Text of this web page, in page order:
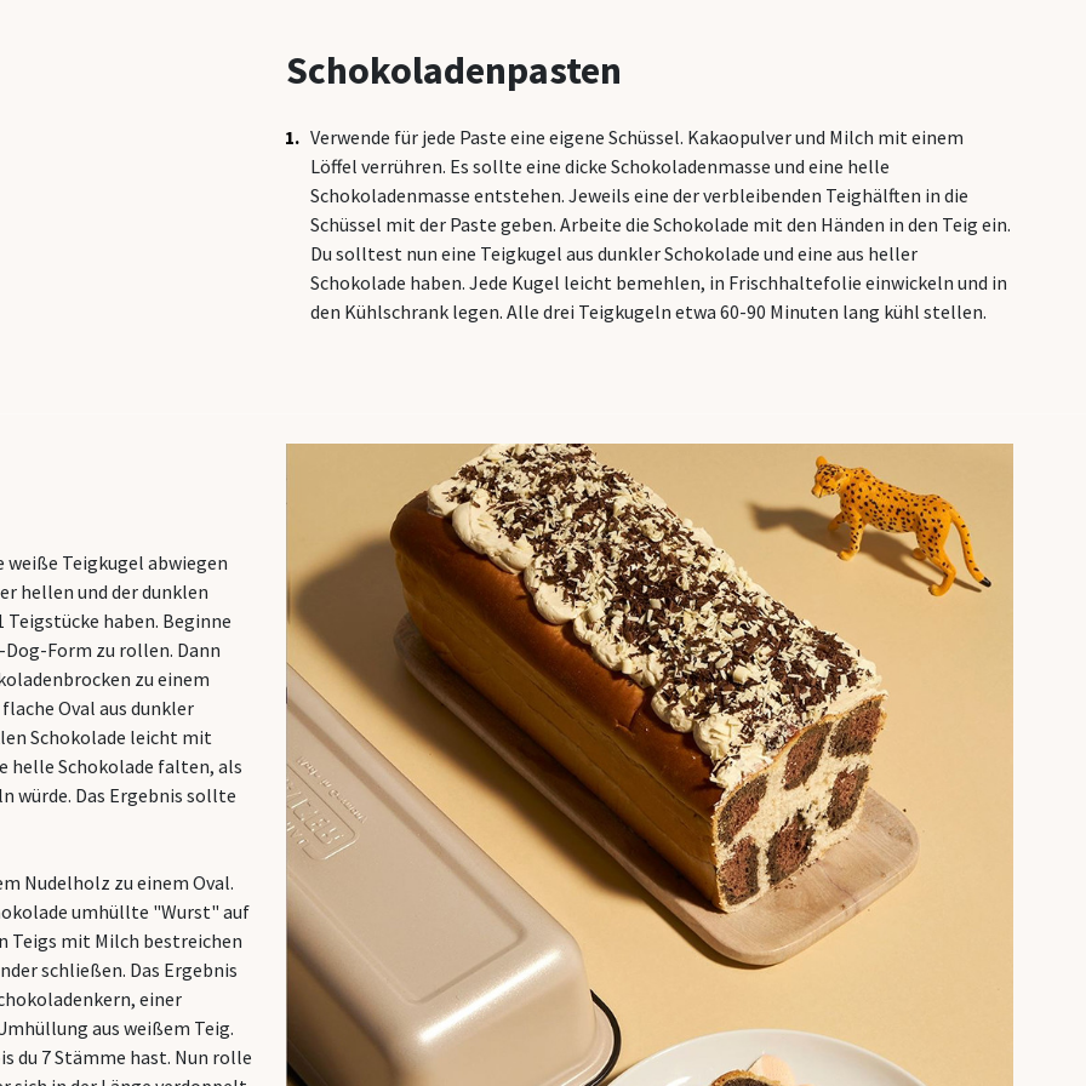
Schokoladenpasten
Verwende für jede Paste eine eigene Schüssel. Kakaopulver und Milch mit einem
Löffel verrühren. Es sollte eine dicke Schokoladenmasse und eine helle
Schokoladenmasse entstehen. Jeweils eine der verbleibenden Teighälften in die
Schüssel mit der Paste geben. Arbeite die Schokolade mit den Händen in den Teig ein.
Du solltest nun eine Teigkugel aus dunkler Schokolade und eine aus heller
Schokolade haben. Jede Kugel leicht bemehlen, in Frischhaltefolie einwickeln und in
den Kühlschrank legen. Alle drei Teigkugeln etwa 60-90 Minuten lang kühl stellen.
weiße Teigkugel abwiegen
hellen und der dunklen
haben. Beginne
Form zu rollen. Dann
zu einem
Oval aus dunkler
Schokolade leicht mit
helle Schokolade falten, als
würde. Das Ergebnis sollte
Nudelholz zu einem Oval.
umhüllte "Wurst" auf
Teigs mit Milch bestreichen
schließen. Das Ergebnis
einer
aus weißem Teig.
du 7 Stämme hast. Nun rolle